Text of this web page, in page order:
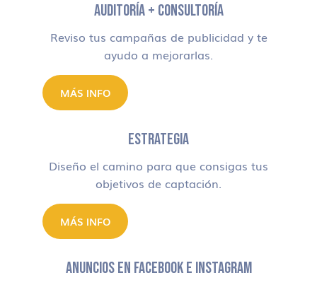
AUDITORÍA + CONSULTORÍA
Reviso tus campañas de publicidad y te
ayudo a mejorarlas.
MÁS INFO
ESTRATEGIA
Diseño el camino para que consigas tus
objetivos de captación.
MÁS INFO
ANUNCIOS EN FACEBOOK E INSTAGRAM